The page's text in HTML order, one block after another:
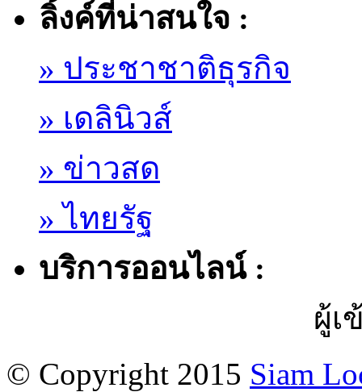
ลิ้งค์ที่น่าสนใจ :
» ประชาชาติธุรกิจ
» เดลินิวส์
» ข่าวสด
» ไทยรัฐ
บริการออนไลน์ :
ผู้เ
© Copyright 2015 Siam